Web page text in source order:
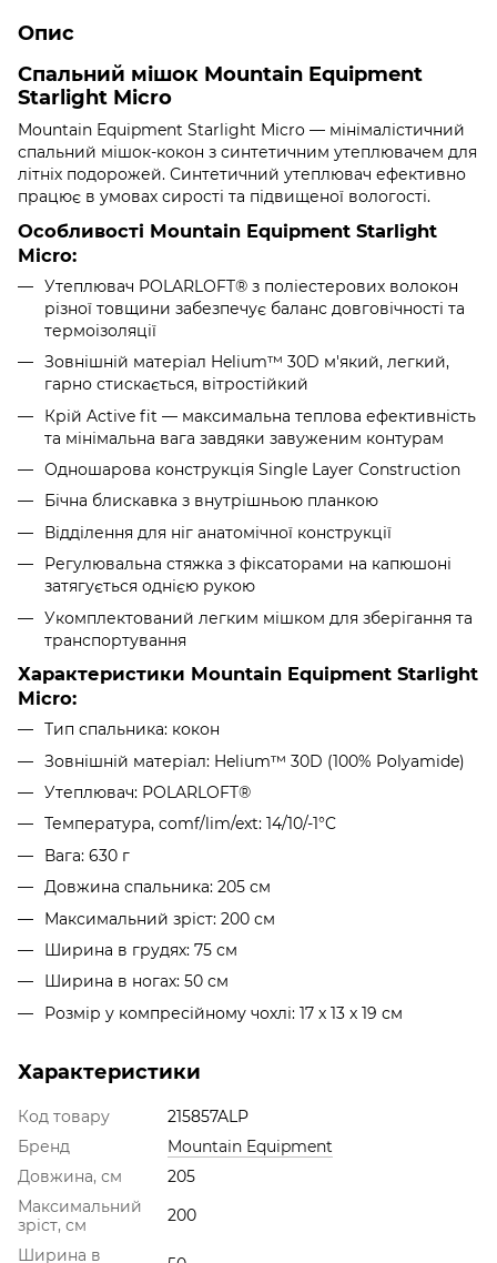
Опис
Спальний мішок Mountain Equipment
Starlight Micro
Mountain Equipment Starlight Micro — мінімалістичний
спальний мішок-кокон з синтетичним утеплювачем для
літніх подорожей. Синтетичний утеплювач ефективно
працює в умовах сирості та підвищеної вологості.
Особливості Mountain Equipment Starlight
Micro:
Утеплювач POLARLOFT® з поліестерових волокон
різної товщини забезпечує баланс довговічності та
термоізоляції
Зовнішній матеріал Helium™ 30D м'який, легкий,
гарно стискається, вітростійкий
Крій Active fit — максимальна теплова ефективність
та мінімальна вага завдяки завуженим контурам
Одношарова конструкція Single Layer Construction
Бічна блискавка з внутрішньою планкою
Відділення для ніг анатомічної конструкції
Регулювальна стяжка з фіксаторами на капюшоні
затягується однією рукою
Укомплектований легким мішком для зберігання та
транспортування
Характеристики Mountain Equipment Starlight
Micro:
Тип спальника: кокон
Зовнішній матеріал: Helium™ 30D (100% Polyamide)
Утеплювач: POLARLOFT®
Температура, comf/lim/ext: 14/10/-1°C
Вага: 630 г
Довжина спальника: 205 см
Максимальний зріст: 200 см
Ширина в грудях: 75 см
Ширина в ногах: 50 см
Розмір у компресійному чохлі: 17 x 13 x 19 см
Характеристики
Код товару
215857ALP
Бренд
Mountain Equipment
Довжина, см
205
Максимальний
зріст, см
200
Ширина в